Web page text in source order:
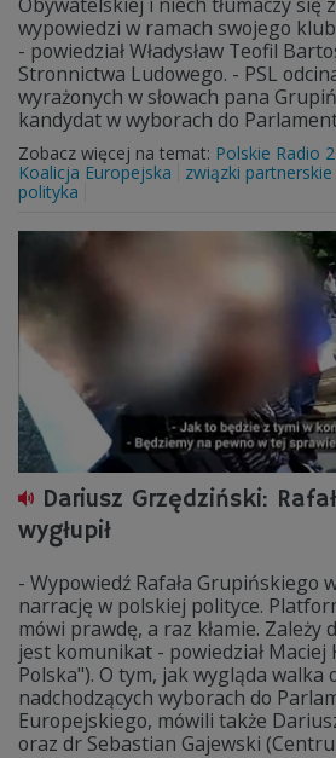
wypowiedzi w ramach swojego
- powiedział Władysław Teofil
Stronnictwa Ludowego. - PSL
wyrażonych w słowach pana
kandydat w wyborach do
Zobacz więcej na temat: Polskie Radio
Koalicja Europejska
związki partnerskie
polityka
Dariusz Grzędziński:
wygłupił
- Wypowiedź Rafała Grupińskiego
narrację w polskiej polityce.
mówi prawdę, a raz kłamie. Zależy
jest komunikat - powiedział Maciej
Polska"). O tym, jak wygląda walka
nadchodzących wyborach do
Europejskiego, mówili także
oraz dr Sebastian Gajewski